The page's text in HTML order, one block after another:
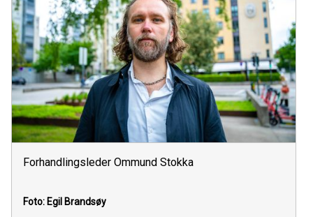
Forhandlingsleder Ommund Stokka
Foto: Egil Brandsøy